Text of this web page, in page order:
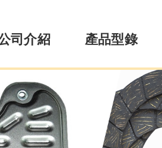
司介紹 產品型錄